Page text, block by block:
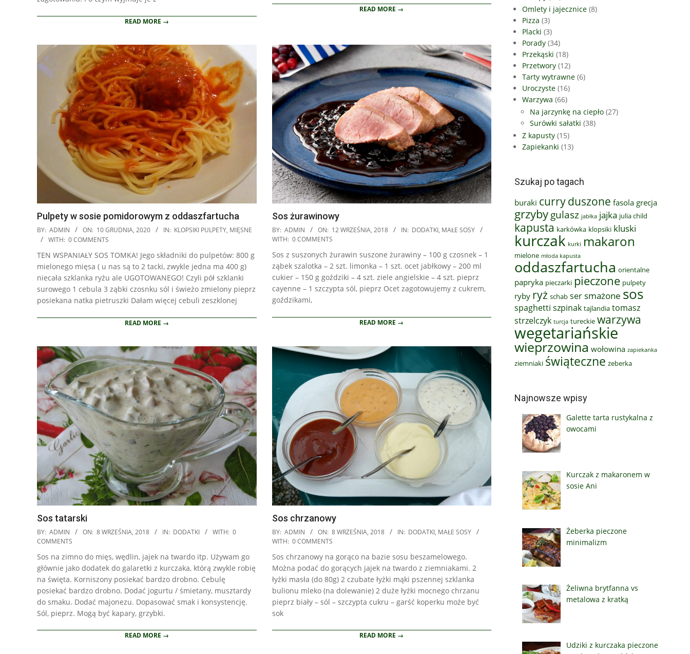
READ MORE →
READ MORE →
Pulpety w sosie pomidorowym z oddaszfartucha
2020-
12-
BY: ADMIN ON: 10 GRUDNIA, 2020 IN: KLOPSIKI PULPETY, MIĘSNE
WITH: 0 COMMENTS
TEN WSPANIAŁY SOS TOMKA! Jego składniki do pulpetów: 800 g
mielonego mięsa ( u nas są to 2 tacki, zwykle jedna ma 400 g)
niecała szklanka ryżu ale UGOTOWANEGO! Czyli pół szklanki
surowego 1 cebula 3 ząbki czosnku sól i świeżo zmielony pieprz
posiekana natka pietruszki Dałam więcej cebuli zeszklonej
READ MORE →
Sos żurawinowy
2018-
09-
12
BY: ADMIN ON: 12 WRZEŚNIA, 2018 IN: DODATKI, MAŁE SOSY
WITH: 0 COMMENTS
Sos z suszonych żurawin suszone żurawiny – 100 g czosnek – 1
ząbek szalotka – 2 szt. limonka – 1 szt. ocet jabłkowy – 200 ml
cukier – 150 g goździki – 4 szt. ziele angielskie – 4 szt. pieprz
cayenne – 1 szczypta sól, pieprz Ocet zagotowujemy z cukrem,
goździkami,
READ MORE →
Sos tatarski
2018-
09-
BY: ADMIN ON: 8 WRZEŚNIA, 2018 IN: DODATKI WITH: 0
COMMENTS
Sos na zimno do mięs, wędlin, jajek na twardo itp. Używam go
głównie jako dodatek do galaretki z kurczaka, którą zwykle robię
na święta. Korniszony posiekać bardzo drobno. Cebulę
posiekać bardzo drobno. Dodać jogurtu / śmietany, musztardy
do smaku. Dodać majonezu. Dopasować smak i konsystencję.
Sól, pieprz. Mogą być kapary, grzybki.
READ MORE →
Sos chrzanowy
2018-
09-
BY: ADMIN ON: 8 WRZEŚNIA, 2018 IN: DODATKI, MAŁE SOSY
WITH: 0 COMMENTS
Sos chrzanowy na gorąco na bazie sosu beszamelowego.
Można podać do gorących jajek na twardo z ziemniakami. 2
łyżki masła (do 80g) 2 czubate łyżki mąki pszennej szklanka
bulionu mleko (na dolewanie) 2 duże łyżki mocnego chrzanu
pieprz biały – sól – szczypta cukru – garść koperku może być
sok
READ MORE →
Omlety i jajecznice (8)
Pizza (3)
Placki (3)
Porady (34)
Przekąski (18)
Przetwory (12)
Tarty wytrawne (6)
Uroczyste (16)
Warzywa (66)
Na jarzynkę na ciepło (27)
Surówki sałatki (38)
Z kapusty (15)
Zapiekanki (13)
Szukaj po tagach
buraki curryduszone fasola grecja
grzyby gulasz jabłka jajka julia child
kapusta karkówka klopsiki kluski
kurczak kurki makaron
mielone młoda kapusta
oddaszfartucha orientalne
papryka pieczarki pieczone pulpety
ryby ryż schab ser smażone sos
spaghetti szpinak tajlandia tomasz
strzelczyk turcja tureckie warzywa
wegetariańskie
wieprzowina wołowina zapiekanka
ziemniaki świąteczne żeberka
Najnowsze wpisy
Galette tarta rustykalna z
owocami
Kurczak z makaronem w
sosie Ani
Żeberka pieczone
minimalizm
Żeliwna brytfanna vs
metalowa z kratką
Udziki z kurczaka pieczone